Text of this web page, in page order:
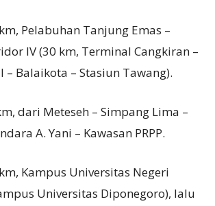
Pelabuhan Tanjung Emas –
IV (30 km, Terminal Cangkiran –
– Balaikota – Stasiun Tawang).
dari Meteseh – Simpang Lima –
A. Yani – Kawasan PRPP.
Kampus Universitas Negeri
Universitas Diponegoro), lalu